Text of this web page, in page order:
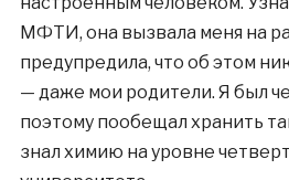
МФТИ, она вызвала меня на
предупредила, что об этом
— даже мои родители. Я был
поэтому пообещал хранить
знал химию на уровне